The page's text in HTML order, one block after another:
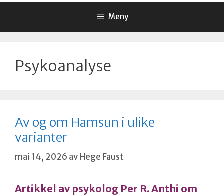
Meny
Psykoanalyse
Av og om Hamsun i ulike
varianter
mai 14, 2026 avHege Faust
Artikkel av psykolog Per R. Anthi om